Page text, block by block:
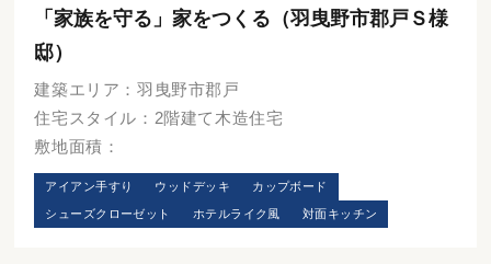
「家族を守る」家をつくる（羽曳野市郡戸Ｓ様
邸）
建築エリア：羽曳野市郡戸
住宅スタイル：2階建て木造住宅
敷地面積：
アイアン手すり ウッドデッキ カップボード
シューズクローゼット ホテルライク風 対面キッチン